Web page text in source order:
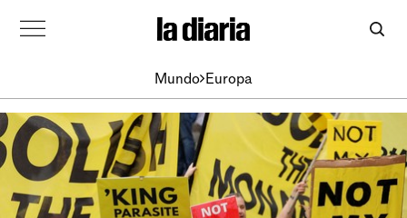
Mundo Europa